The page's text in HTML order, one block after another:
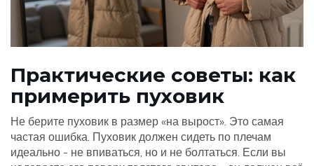
Практические советы: как
примерить пуховик
Не берите пуховик в размер «на вырост». Это самая
частая ошибка. Пуховик должен сидеть по плечам
идеально - не впиваться, но и не болтаться. Если вы